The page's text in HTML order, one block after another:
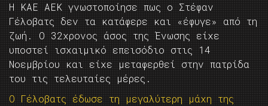
Η ΚΑΕ ΑΕΚ γνωστοποίησε πως ο Στέφαν
Γέλοβατς δεν τα κατάφερε και «έφυγε» από τη
ζωή. Ο 32χρονος άσος της Ένωσης είχε
υποστεί ισχαιμικό επεισόδιο στις 14
Νοεμβρίου και είχε μεταφερθεί στην πατρίδα
του τις τελευταίες μέρες.
Ο Γέλοβατς έδωσε τη μεγαλύτερη μάχη της